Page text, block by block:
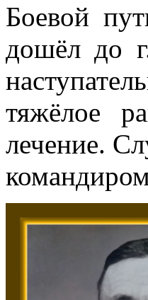
Боевой
дошёл до
тяжёлое
лечение.